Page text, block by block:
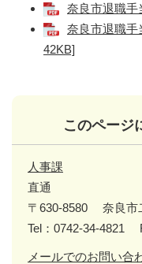
奈良市退職手
奈良市退職手
42KB]
このページ
人事課
直通
〒630-8580
奈良市
Tel：0742-34-4821
メールでのお問い合